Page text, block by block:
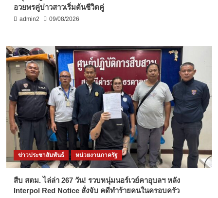
อวยพรคู่บ่าวสาวเริ่มต้นชีวิตคู่
admin2 09/08/2026
ข่าวประชาสัมพันธ์ หน่วยงานภาครัฐ
สืบ สตม. ไล่ล่า 267 วัน! รวบหนุ่มนอร์เวย์คาอุบลฯ หลัง
Interpol Red Notice สั่งจับ คดีทำร้ายคนในครอบครัว